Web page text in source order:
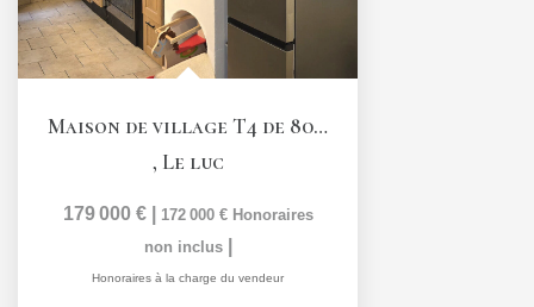
Maison de village T4 de 80,6 m2 avec garage et terrasse...
, Le luc
179 000 € 172 000 € Honoraires
non inclus
Honoraires à la charge du vendeur